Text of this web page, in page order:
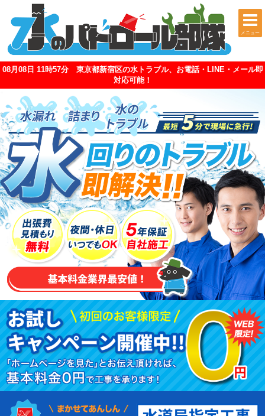
メニュー
08月08日 11時57分 東京都新宿区の水トラブル、お電話・LINE・メール即
対応可能！